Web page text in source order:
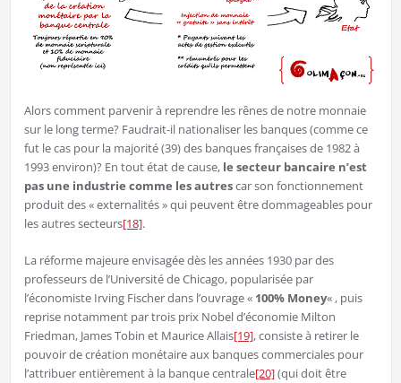
Alors comment parvenir à reprendre les rênes de notre monnaie
sur le long terme? Faudrait-il nationaliser les banques (comme ce
fut le cas pour la majorité (39) des banques françaises de 1982 à
1993 environ)? En tout état de cause, le secteur bancaire n’est
pas une industrie comme les autrescar son fonctionnement
produit des « externalités » qui peuvent être dommageables pour
les autres secteurs[18].
La réforme majeure envisagée dès les années 1930 par des
professeurs de l’Université de Chicago, popularisée par
l’économiste Irving Fischer dans l’ouvrage « 100% Money« , puis
reprise notamment par trois prix Nobel d’économie Milton
Friedman, James Tobin et Maurice Allais[19], consiste à retirer le
pouvoir de création monétaire aux banques commerciales pour
l’attribuer entièrement à la banque centrale[20](qui doit être